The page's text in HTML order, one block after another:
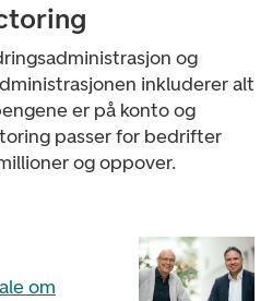
og
inkluderer alt
er på konto og
passer for bedrifter
og oppover.
om